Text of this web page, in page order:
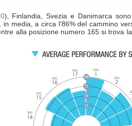
), Finlandia, Svezia e Danimarca
media, a circa l'86% del cammino
alla posizione numero 165 si trova